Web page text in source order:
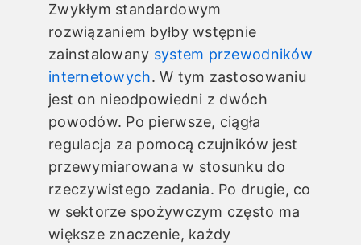
Zwykłym standardowym
rozwiązaniem byłby wstępnie
zainstalowany system przewodników
internetowych. W tym zastosowaniu
jest on nieodpowiedni z dwóch
powodów. Po pierwsze, ciągła
regulacja za pomocą czujników jest
przewymiarowana w stosunku do
rzeczywistego zadania. Po drugie, co
w sektorze spożywczym często ma
większe znaczenie, każdy